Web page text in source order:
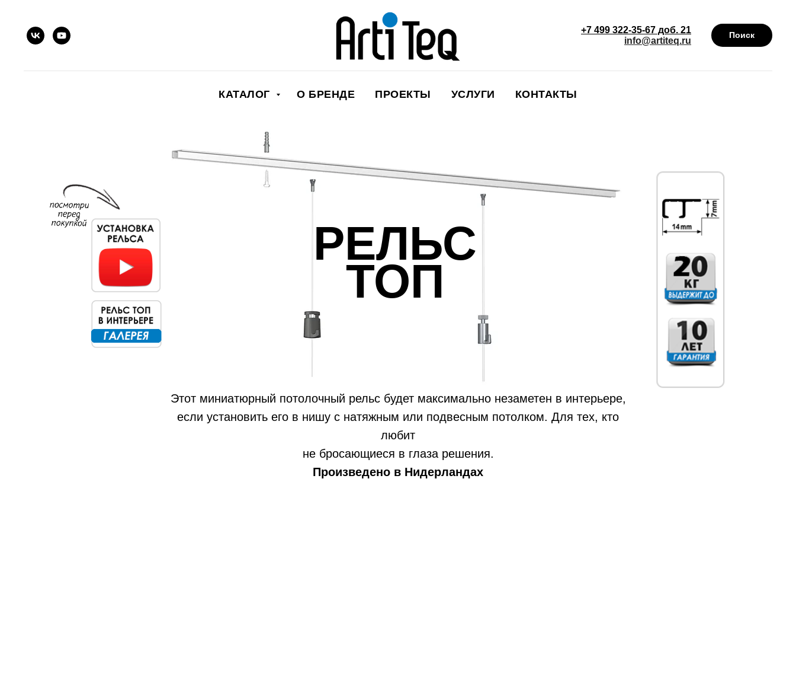
+7 499 322-35-67 доб. 21
info@artiteq.ru
Поиск
КАТАЛОГ О БРЕНДЕ ПРОЕКТЫ УСЛУГИ КОНТАКТЫ
РЕЛЬС
ТОП
Этот миниатюрный потолочный рельс будет максимально незаметен в интерьере,
если установить его в нишу с натяжным или подвесным потолком. Для тех, кто
любит
не бросающиеся в глаза решения.
Произведено в Нидерландах